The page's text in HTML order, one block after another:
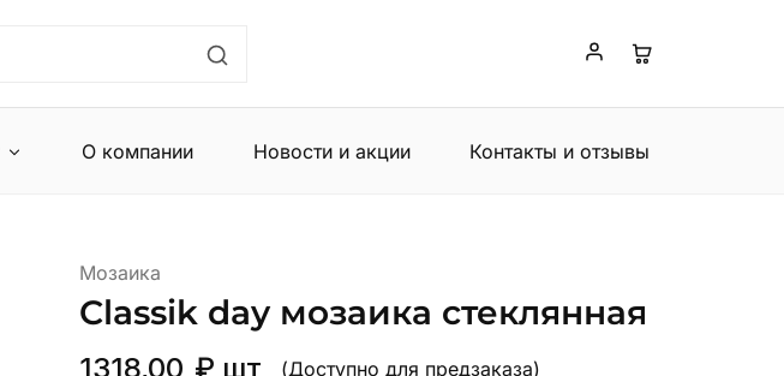
О компании Новости и акции Контакты и отзывы
Мозаика
Classik day мозаика стеклянная
1318,00 ₽ шт (Доступно для предзаказа)